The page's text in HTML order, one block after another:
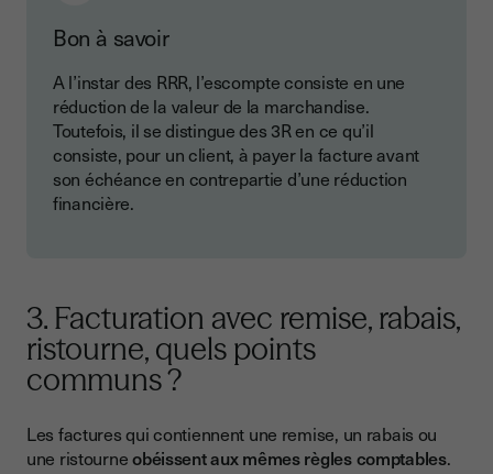
Bon à savoir
A l’instar des RRR, l’escompte consiste en une
réduction de la valeur de la marchandise.
Toutefois, il se distingue des 3R en ce qu’il
consiste, pour un client, à payer la facture avant
son échéance en contrepartie d’une réduction
financière.
3. Facturation avec remise, rabais,
ristourne, quels points
communs ?
Les factures qui contiennent une remise, un rabais ou
une ristourneobéissent aux mêmes règles comptables.